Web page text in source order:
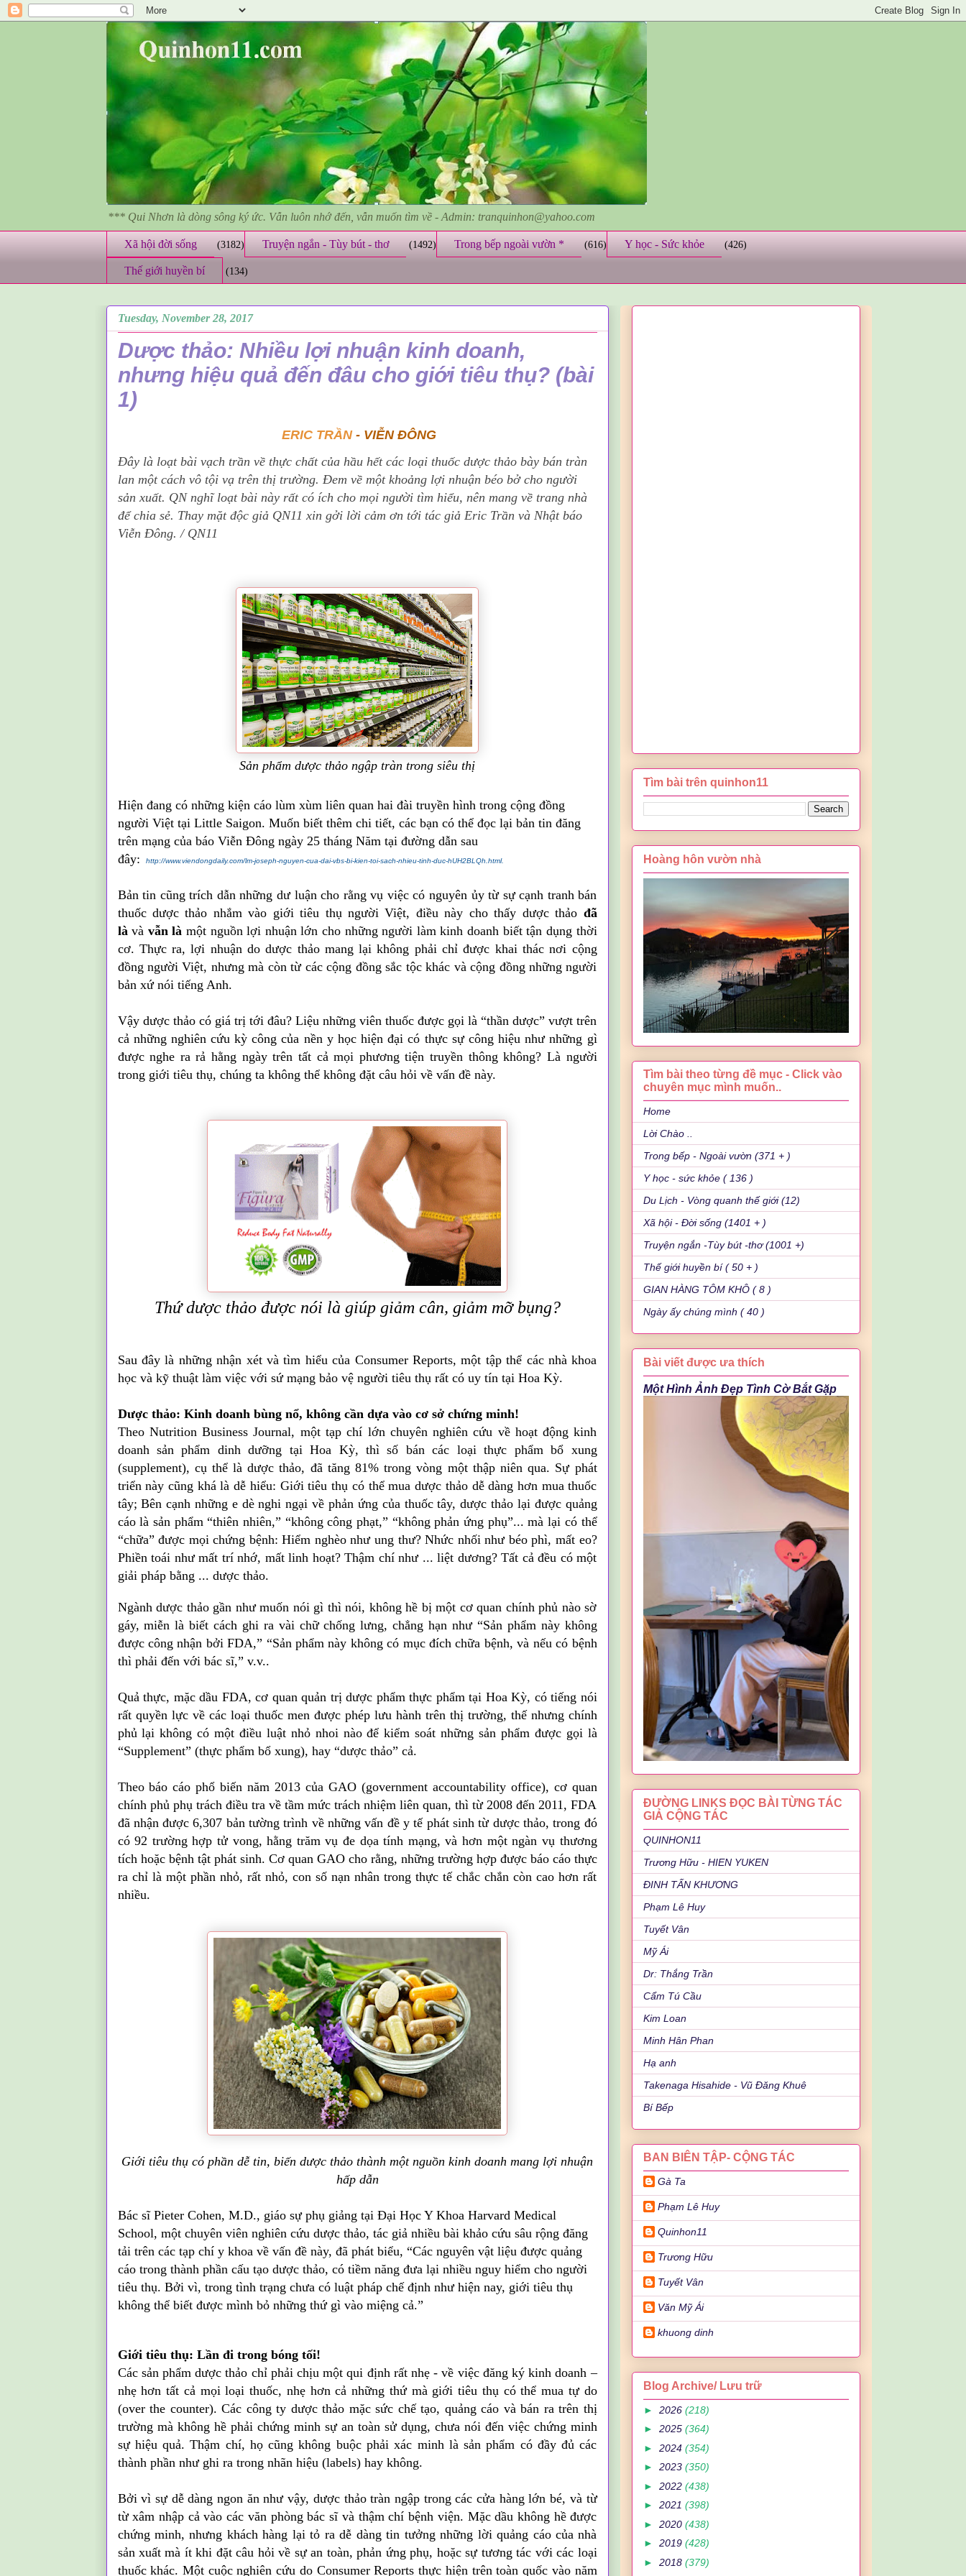
*** Qui Nhơn là dòng sông ký ức. Vẫn luôn nhớ đến, vẫn muốn tìm về - Admin: tranquinhon@yahoo.com
Xã hội đời sống (3182) Truyện ngắn - Tùy bút - thơ (1492) Trong bếp ngoài vườn * (616) Y học - Sức khỏe (426)
Thế giới huyền bí (134)
Tuesday, November 28, 2017
Dược thảo: Nhiều lợi nhuận kinh doanh,
nhưng hiệu quả đến đâu cho giới tiêu thụ? (bài
1)
ERIC TRẦN- VIỄN ĐÔNG
Đây là loạt bài vạch trần về thực chất của hầu hết các loại thuốc dược thảo bày bán tràn
lan một cách vô tội vạ trên thị trường. Đem về một khoảng lợi nhuận béo bở cho người
sản xuất. QN nghĩ loạt bài này rất có ích cho mọi người tìm hiểu, nên mang về trang nhà
để chia sẻ. Thay mặt độc giả QN11 xin gởi lời cảm ơn tới tác giả Eric Trần và Nhật báo
Viễn Đông. / QN11
Sản phẩm dược thảo ngập tràn trong siêu thị
Hiện đang có những kiện cáo lùm xùm liên quan hai đài truyền hình trong cộng đồng
người Việt tại Little Saigon. Muốn biết thêm chi tiết, các bạn có thể đọc lại bản tin đăng
trên mạng của báo Viễn Đông ngày 25 tháng Năm tại đường dẫn sau
đây:
http://www.viendongdaily.com/lm-joseph-nguyen-cua-dai-vbs-bi-kien-toi-sach-nhieu-tinh-duc-hUH2BLQh.html.
Bản tin cũng trích dẫn những dư luận cho rằng vụ việc có nguyên ủy từ sự cạnh tranh bán
thuốc dược thảo nhắm vào giới tiêu thụ người Việt, điều này cho thấy dược thảo đã
làvà vẫn là một nguồn lợi nhuận lớn cho những người làm kinh doanh biết tận dụng thời
cơ. Thực ra, lợi nhuận do dược thảo mang lại không phải chỉ được khai thác nơi cộng
đồng người Việt, nhưng mà còn từ các cộng đồng sắc tộc khác và cộng đồng những người
bản xứ nói tiếng Anh.
Vậy dược thảo có giá trị tới đâu? Liệu những viên thuốc được gọi là “thần dược” vượt trên
cả những nghiên cứu kỳ công của nền y học hiện đại có thực sự công hiệu như những gì
được nghe ra rả hằng ngày trên tất cả mọi phương tiện truyền thông không? Là người
trong giới tiêu thụ, chúng ta không thể không đặt câu hỏi về vấn đề này.
Thứ dược thảo được nói là giúp giảm cân, giảm mỡ bụng?
Sau đây là những nhận xét và tìm hiểu của Consumer Reports, một tập thể các nhà khoa
học và kỹ thuật làm việc với sứ mạng bảo vệ người tiêu thụ rất có uy tín tại Hoa Kỳ.
Dược thảo: Kinh doanh bùng nổ, không cần dựa vào cơ sở chứng minh!
Theo Nutrition Business Journal, một tạp chí lớn chuyên nghiên cứu về hoạt động kinh
doanh sản phẩm dinh dưỡng tại Hoa Kỳ, thì số bán các loại thực phẩm bổ xung
(supplement), cụ thể là dược thảo, đã tăng 81% trong vòng một thập niên qua. Sự phát
triển này cũng khá là dễ hiểu: Giới tiêu thụ có thể mua dược thảo dễ dàng hơn mua thuốc
tây; Bên cạnh những e dè nghi ngại về phản ứng của thuốc tây, dược thảo lại được quảng
cáo là sản phẩm “thiên nhiên,” “không công phạt,” “không phản ứng phụ”... mà lại có thể
“chữa” được mọi chứng bệnh: Hiểm nghèo như ung thư? Nhức nhối như béo phì, mất eo?
Phiền toái như mất trí nhớ, mất linh hoạt? Thậm chí như ... liệt dương? Tất cả đều có một
giải pháp bằng ... dược thảo.
Ngành dược thảo gần như muốn nói gì thì nói, không hề bị một cơ quan chính phủ nào sờ
gáy, miễn là biết cách ghi ra vài chữ chống lưng, chẳng hạn như “Sản phẩm này không
được công nhận bởi FDA,” “Sản phẩm này không có mục đích chữa bệnh, và nếu có bệnh
thì phải đến với bác sĩ,” v.v..
Quả thực, mặc dầu FDA, cơ quan quản trị dược phẩm thực phẩm tại Hoa Kỳ, có tiếng nói
rất quyền lực về các loại thuốc men được phép lưu hành trên thị trường, thế nhưng chính
phủ lại không có một điều luật nhỏ nhoi nào để kiểm soát những sản phẩm được gọi là
“Supplement” (thực phẩm bổ xung), hay “dược thảo” cả.
Theo báo cáo phổ biến năm 2013 của GAO (government accountability office), cơ quan
chính phủ phụ trách điều tra về tầm mức trách nhiệm liên quan, thì từ 2008 đến 2011, FDA
đã nhận được 6,307 bản tường trình về những vấn đề y tế phát sinh từ dược thảo, trong đó
có 92 trường hợp tử vong, hằng trăm vụ đe dọa tính mạng, và hơn một ngàn vụ thương
tích hoặc bệnh tật phát sinh. Cơ quan GAO cho rằng, những trường hợp được báo cáo thực
ra chỉ là một phần nhỏ, rất nhỏ, con số nạn nhân trong thực tế chắc chắn còn cao hơn rất
nhiều.
Giới tiêu thụ có phần dễ tin, biến dược thảo thành một nguồn kinh doanh mang lợi nhuận
hấp dẫn
Bác sĩ Pieter Cohen, M.D., giáo sự phụ giảng tại Đại Học Y Khoa Harvard Medical
School, một chuyên viên nghiên cứu dược thảo, tác giả nhiều bài khảo cứu sâu rộng đăng
tải trên các tạp chí y khoa về vấn đề này, đã phát biểu, “Các nguyên vật liệu được quảng
cáo trong thành phần cấu tạo dược thảo, có tiềm năng đưa lại nhiều nguy hiểm cho người
tiêu thụ. Bởi vì, trong tình trạng chưa có luật pháp chế định như hiện nay, giới tiêu thụ
không thể biết được mình bỏ những thứ gì vào miệng cả.”
Giới tiêu thụ: Lần đi trong bóng tối!
Các sản phẩm dược thảo chỉ phải chịu một qui định rất nhẹ - về việc đăng ký kinh doanh –
nhẹ hơn tất cả mọi loại thuốc, nhẹ hơn cả những thứ mà giới tiêu thụ có thể mua tự do
(over the counter). Các công ty dược thảo mặc sức chế tạo, quảng cáo và bán ra trên thị
trường mà không hề phải chứng minh sự an toàn sử dụng, chưa nói đến việc chứng minh
sự hiệu quả. Thậm chí, họ cũng không buộc phải xác minh là sản phẩm có đầy đủ các
thành phần như ghi ra trong nhãn hiệu (labels) hay không.
Bởi vì sự dễ dàng ngon ăn như vậy, dược thảo tràn ngập trong các cửa hàng lớn bé, và từ
từ xâm nhập cả vào các văn phòng bác sĩ và thậm chí bệnh viện. Mặc dầu không hề được
chứng minh, nhưng khách hàng lại tỏ ra dễ dàng tin tưởng những lời quảng cáo của nhà
sản xuất mà ít khi đặt câu hỏi về sự an toàn, phản ứng phụ, hoặc sự tương tác với các loại
thuốc khác. Một cuộc nghiên cứu do Consumer Reports thực hiện trên toàn quốc vào năm
Tìm bài trên quinhon11
Hoàng hôn vườn nhà
Tìm bài theo từng đề mục - Click vào
chuyên mục mình muốn..
Home
Lời Chào ..
Trong bếp - Ngoài vườn (371 + )
Y học - sức khỏe ( 136 )
Du Lịch - Vòng quanh thế giới (12)
Xã hội - Đời sống (1401 + )
Truyện ngắn -Tùy bút -thơ (1001 +)
Thế giới huyền bí ( 50 + )
GIAN HÀNG TÔM KHÔ ( 8 )
Ngày ấy chúng mình ( 40 )
Bài viết được ưa thích
Một Hình Ảnh Đẹp Tình Cờ Bắt Gặp
ĐƯỜNG LINKS ĐỌC BÀI TỪNG TÁC
GIẢ CỘNG TÁC
QUINHON11
Trương Hữu - HIEN YUKEN
ĐINH TẤN KHƯƠNG
Phạm Lê Huy
Tuyết Vân
Mỹ Ái
Dr: Thắng Trần
Cẩm Tú Cầu
Kim Loan
Minh Hân Phan
Hạ anh
Takenaga Hisahide - Vũ Đăng Khuê
Bí Bếp
BAN BIÊN TẬP- CỘNG TÁC
Gà Ta
Phạm Lê Huy
Quinhon11
Trương Hữu
Tuyết Vân
Văn Mỹ Ái
khuong dinh
Blog Archive/ Lưu trữ
► 2026 (218)
► 2025 (364)
► 2024 (354)
► 2023 (350)
► 2022 (438)
► 2021 (398)
► 2020 (438)
► 2019 (428)
► 2018 (379)